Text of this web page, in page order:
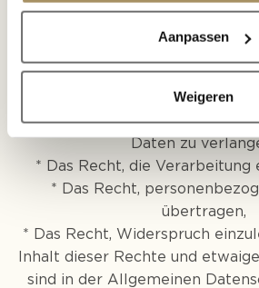
Aanpassen
Weigeren
* Die betroffene Person kann
über die über sie
* Die betroffene Person hat
personenbezogenen Daten
* Das Recht, die Löschung
Daten zu
* Das Recht, die Verarbeitung
* Das Recht,
übertragen,
* Das Recht, Widerspruch
Inhalt dieser Rechte und
sind in der Allgemeinen